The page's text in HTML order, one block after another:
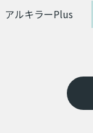
アルキラーPlus